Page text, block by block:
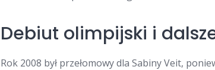
Debiut olimpijski i
Rok 2008 był przełomowy dla Sabiny Veit,